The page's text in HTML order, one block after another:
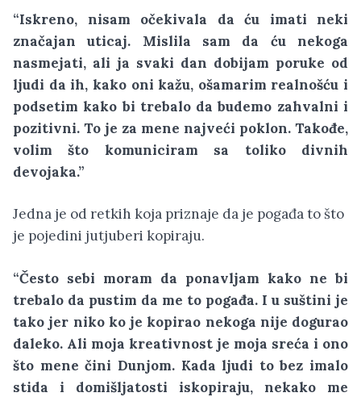
“Iskreno, nisam očekivala da ću imati neki
značajan uticaj. Mislila sam da ću nekoga
nasmejati, ali ja svaki dan dobijam poruke od
ljudi da ih, kako oni kažu, ošamarim realnošću i
podsetim kako bi trebalo da budemo zahvalni i
pozitivni. To je za mene najveći poklon. Takođe,
volim što komuniciram sa toliko divnih
devojaka.”
Jedna je od retkih koja priznaje da je pogađa to što
je pojedini jutjuberi kopiraju.
“Često sebi moram da ponavljam kako ne bi
trebalo da pustim da me to pogađa. I u suštini je
tako jer niko ko je kopirao nekoga nije dogurao
daleko. Ali moja kreativnost je moja sreća i ono
što mene čini Dunjom. Kada ljudi to bez imalo
stida i domišljatosti iskopiraju, nekako me